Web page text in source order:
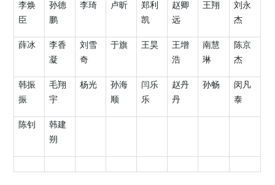
李焕
臣
孙德
鹏
李琦 卢昕
郑利
凯
赵卿
远
王翔
刘永
杰
薛冰
李香
凝
刘雪
奇
于旗 王昊
王增
浩
南慧
琳
陈京
杰
韩振
振
毛翔
宇
杨光
孙海
顺
闫乐
乐
赵丹
丹
孙畅
闵凡
泰
陈钊
韩建
朔